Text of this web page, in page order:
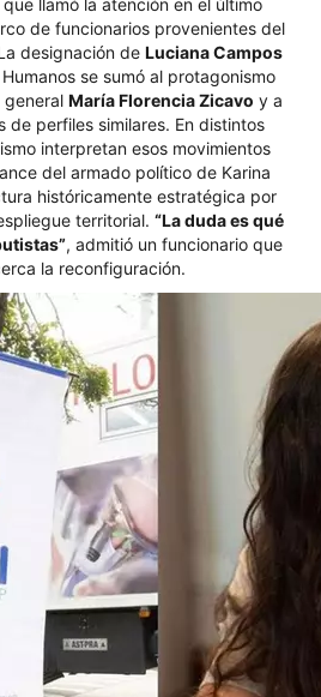
llamó la atención en el último
de funcionarios provenientes del
designación de Luciana Campos
se sumó al protagonismo
María Florencia Zicavo y a
de perfiles similares. En distintos
interpretan esos movimientos
del armado político de Karina
históricamente estratégica por
territorial. “La duda es qué
, admitió un funcionario que
la reconfiguración.